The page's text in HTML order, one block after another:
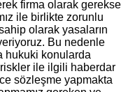
firma olarak gerekse
ile birlikte zorunlu
olarak yasaların
Bu nedenle
hukuki konularda
ile ilgili haberdar
sözleşme yapmakta